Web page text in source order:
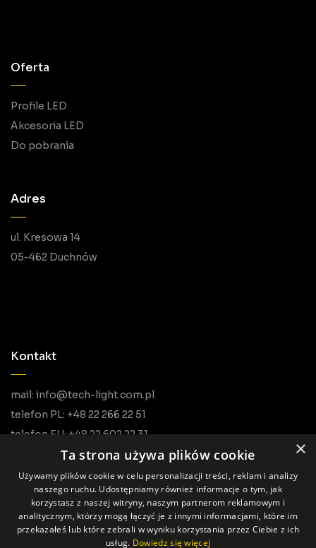
Oferta
Profile LED
Akcesoria LED
Do pobrania
Adres
ul. Kresowa 14
05-462 Duchnów
Kontakt
mail: info@tech-light.com.pl
telefon PL: +48 22 266 22 51
telefon EU: +48 22 602 22 31
Wszystkie prawa zastrzeżone © Tech Light
×
Ta strona używa plików cookie
Używamy plików cookie w celu personalizacji treści, reklam i analizy
naszego ruchu. Udostępniamy również informacje o tym, jak
korzystasz z naszej witryny, naszym partnerom reklamowym i
analitycznym, którzy mogą łączyć je z innymi informacjami, które im
przekazałeś lub które zebrali w wyniku korzystania przez Ciebie z ich
usług. Dowiedz się więcej